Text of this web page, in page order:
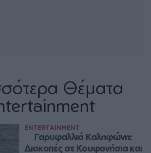
Θέματα
ENTERTAINMENT
Γαρυφαλλιά Καληφώνη:
Διακοπές σε Κουφονήσια και